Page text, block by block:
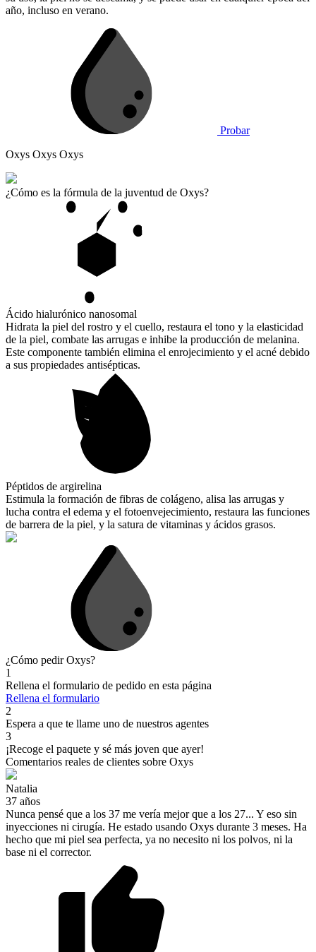
año, incluso en verano.
Probar
Oxys Oxys Oxys
¿Cómo es la fórmula de la juventud de Oxys?
Ácido hialurónico nanosomal
Hidrata la piel del rostro y el cuello, restaura el tono y la elasticidad
de la piel, combate las arrugas e inhibe la producción de melanina.
Este componente también elimina el enrojecimiento y el acné debido
a sus propiedades antisépticas.
Péptidos de argirelina
Еstimula la formación de fibras de colágeno, alisa las arrugas y
lucha contra el edema y el fotoenvejecimiento, restaura las funciones
de barrera de la piel, y la satura de vitaminas y ácidos grasos.
¿Cómo pedirOxys?
1
Rellena el formulario de pedido en esta página
Rellena el formulario
2
Espera a que te llame uno de nuestros agentes
3
¡Recoge el paquete y sé más joven que ayer!
Comentarios reales de clientes sobre Oxys
Natalia
37 años
Nunca pensé que a los 37 me vería mejor que a los 27... Y eso sin
inyecciones ni cirugía. He estado usando Oxys durante 3 meses. Ha
hecho que mi piel sea perfecta, ya no necesito ni los polvos, ni la
base ni el corrector.